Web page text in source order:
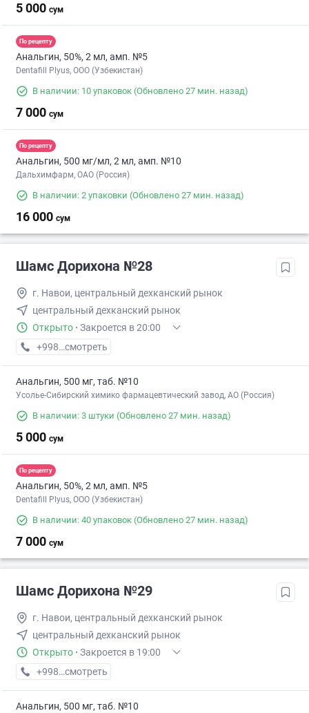
5 000 сум
По рецепту
Анальгин, 50%, 2 мл, амп. №5
Dentafill Plyus, ООО (Узбекистан)
В наличии: 10 упаковок (Обновлено 27 мин. назад)
7 000 сум
По рецепту
Анальгин, 500 мг/мл, 2 мл, амп. №10
Дальхимфарм, ОАО (Россия)
В наличии: 2 упаковки (Обновлено 27 мин. назад)
16 000 сум
Шамс Дорихона №28
г. Навои, центральный дехканский рынок
центральный дехканский рынок
Открыто · Закроется в 20:00
+998 (79) XXX-XX-XX
смотреть
Анальгин, 500 мг, таб. №10
Усолье-Сибирский химико фармацевтический завод, АО (Россия)
В наличии: 3 штуки (Обновлено 27 мин. назад)
5 000 сум
По рецепту
Анальгин, 50%, 2 мл, амп. №5
Dentafill Plyus, ООО (Узбекистан)
В наличии: 40 упаковок (Обновлено 27 мин. назад)
7 000 сум
Шамс Дорихона №29
г. Навои, центральный дехканский рынок
центральный дехканский рынок
Открыто · Закроется в 19:00
+998 (79) XXX-XX-XX
смотреть
Анальгин, 500 мг, таб. №10